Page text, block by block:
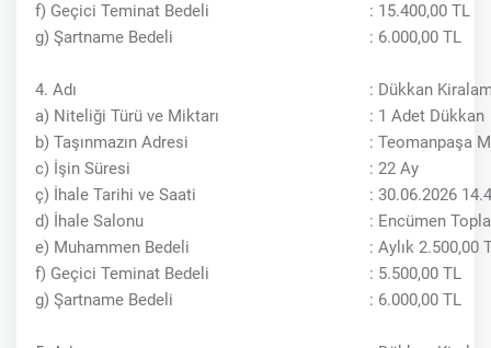
f) Geçici Teminat Bedeli
: 15.400,00 TL
g) Şartname Bedeli
: 6.000,00 TL
4. Adı
: Dükkan
a) Niteliği Türü ve Miktarı
: 1 Adet Dükkan
b) Taşınmazın Adresi
: Teomanpaşa
c) İşin Süresi
: 22 Ay
ç) İhale Tarihi ve Saati
: 30.06.2026
d) İhale Salonu
: Encümen
e) Muhammen Bedeli
: Aylık 2.500,00
f) Geçici Teminat Bedeli
: 5.500,00 TL
g) Şartname Bedeli
: 6.000,00 TL